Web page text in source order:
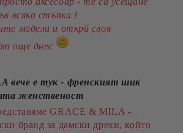
всяка стъпка !
модели и открй своя
още днес
вече е тук - френският шик
женственост
GRACE & MILA -
бранд за дамски дрехи, който